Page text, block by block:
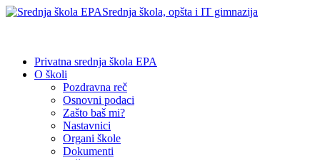
Srednja škola, opšta i IT gimnazija
Privatna srednja škola EPA
O školi
Pozdravna reč
Osnovni podaci
Zašto baš mi?
Nastavnici
Organi škole
Dokumenti